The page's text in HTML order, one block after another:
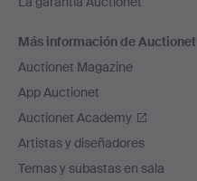
Más información de Auctionet
Auctionet Magazine
App Auctionet
Auctionet Academy
Artistas y diseñadores
Temas y subastas en sala